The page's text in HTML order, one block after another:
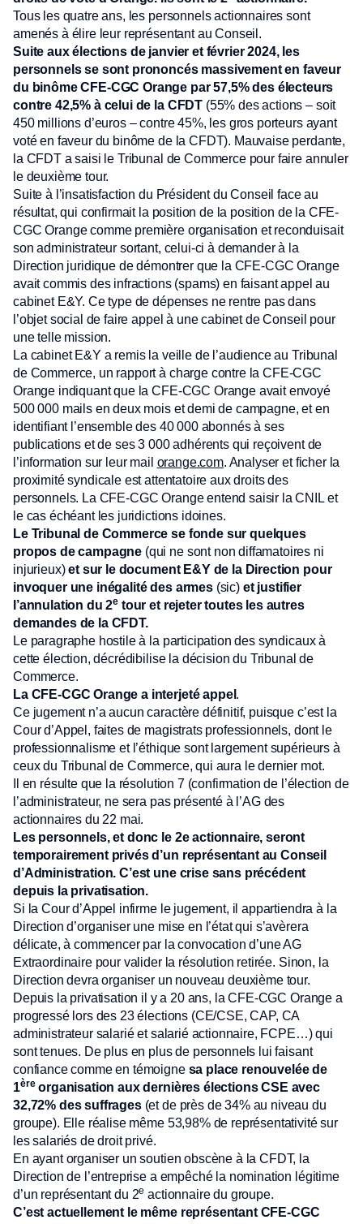
Tous les quatre ans, les personnels actionnaires sont
amenés à élire leur représentant au Conseil.
Suite aux élections de janvier et février 2024, les
personnels se sont prononcés massivement en faveur
du binôme CFE-CGC Orange par 57,5% des électeurs
contre 42,5% à celui de la CFDT (55% des actions – soit
450 millions d’euros – contre 45%, les gros porteurs ayant
voté en faveur du binôme de la CFDT). Mauvaise perdante,
la CFDT a saisi le Tribunal de Commerce pour faire annuler
le deuxième tour.
Suite à l’insatisfaction du Président du Conseil face au
résultat, qui confirmait la position de la position de la CFE-
CGC Orange comme première organisation et reconduisait
son administrateur sortant, celui-ci à demander à la
Direction juridique de démontrer que la CFE-CGC Orange
avait commis des infractions (spams) en faisant appel au
cabinet E&Y. Ce type de dépenses ne rentre pas dans
l’objet social de faire appel à une cabinet de Conseil pour
une telle mission.
La cabinet E&Y a remis la veille de l’audience au Tribunal
de Commerce, un rapport à charge contre la CFE-CGC
Orange indiquant que la CFE-CGC Orange avait envoyé
500 000 mails en deux mois et demi de campagne, et en
identifiant l’ensemble des 40 000 abonnés à ses
publications et de ses 3 000 adhérents qui reçoivent de
l’information sur leur mail orange.com. Analyser et ficher la
proximité syndicale est attentatoire aux droits des
personnels. La CFE-CGC Orange entend saisir la CNIL et
le cas échéant les juridictions idoines.
Le Tribunal de Commerce se fonde sur quelques
propos de campagne (qui ne sont non diffamatoires ni
injurieux)et sur le document E&Y de la Direction pour
invoquer une inégalité des armes (sic) et justifier
l’annulation du 2e tour et rejeter toutes les autres
demandes de la CFDT.
Le paragraphe hostile à la participation des syndicaux à
cette élection, décrédibilise la décision du Tribunal de
Commerce.
La CFE-CGC Orange a interjeté appel .
Ce jugement n’a aucun caractère définitif, puisque c’est la
Cour d’Appel, faites de magistrats professionnels, dont le
professionnalisme et l’éthique sont largement supérieurs à
ceux du Tribunal de Commerce, qui aura le dernier mot.
Il en résulte que la résolution 7 (confirmation de l’élection de
l’administrateur, ne sera pas présenté à l’AG des
actionnaires du 22 mai.
Les personnels, et donc le 2e actionnaire, seront
temporairement privés d’un représentant au Conseil
d’Administration. C’est une crise sans précédent
depuis la privatisation.
Si la Cour d’Appel infirme le jugement, il appartiendra à la
Direction d’organiser une mise en l’état qui s’avèrera
délicate, à commencer par la convocation d’une AG
Extraordinaire pour valider la résolution retirée. Sinon, la
Direction devra organiser un nouveau deuxième tour.
Depuis la privatisation il y a 20 ans, la CFE-CGC Orange a
progressé lors des 23 élections (CE/CSE, CAP, CA
administrateur salarié et salarié actionnaire, FCPE…) qui
sont tenues. De plus en plus de personnels lui faisant
confiance comme en témoigne sa place renouvelée de
1èreorganisation aux dernières élections CSE avec
32,72% des suffrages (et de près de 34% au niveau du
groupe). Elle réalise même 53,98% de représentativité sur
les salariés de droit privé.
En ayant organiser un soutien obscène à la CFDT, la
Direction de l’entreprise a empêché la nomination légitime
d’un représentant du 2e actionnaire du groupe.
C’est actuellement le même représentant CFE-CGC